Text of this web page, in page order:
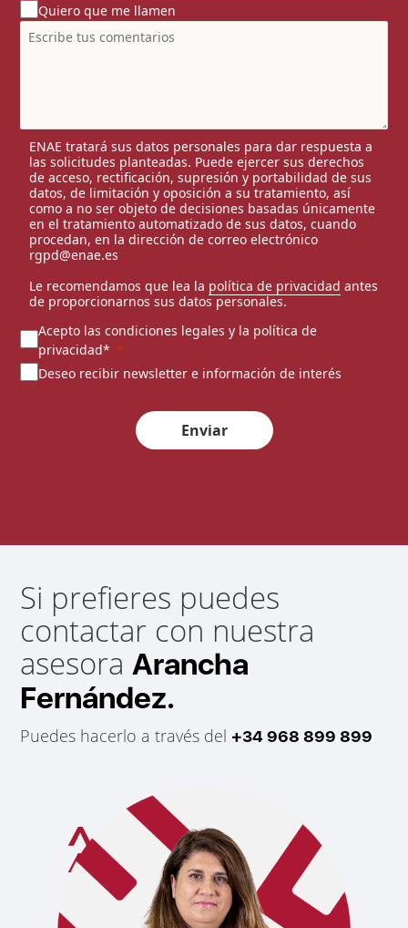
Quiero que me llamen
ENAE tratará sus datos personales para dar respuesta a
las solicitudes planteadas. Puede ejercer sus derechos
de acceso, rectificación, supresión y portabilidad de sus
datos, de limitación y oposición a su tratamiento, así
como a no ser objeto de decisiones basadas únicamente
en el tratamiento automatizado de sus datos, cuando
procedan, en la dirección de correo electrónico
rgpd@enae.es
Le recomendamos que lea la política de privacidad antes
de proporcionarnos sus datos personales.
Acepto las condiciones legales y la política de
privacidad*
Deseo recibir newsletter e información de interés
Enviar
Si prefieres puedes
contactar con nuestra
asesoraArancha
Fernández.
Puedes hacerlo a través del +34 968 899 899